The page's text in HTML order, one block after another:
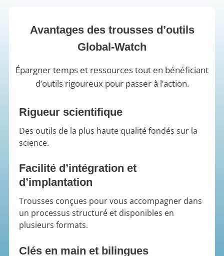
Avantages des trousses d’outils
Global-Watch
Épargner temps et ressources tout en bénéficiant
d’outils rigoureux pour passer à l’action.
Rigueur scientifique
Des outils de la plus haute qualité fondés sur la
science.
Facilité d’intégration et
d’implantation
Trousses conçues pour vous accompagner dans
un processus structuré et disponibles en
plusieurs formats.
Clés en main et bilingues